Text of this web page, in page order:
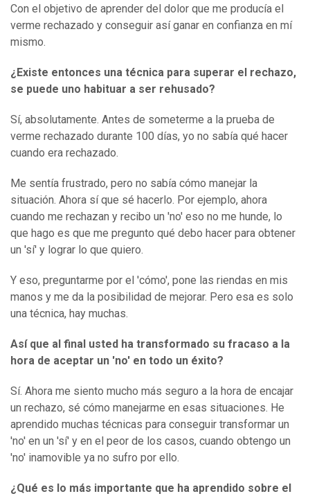
Con el objetivo de aprender del dolor que me producía el
verme rechazado y conseguir así ganar en confianza en mí
mismo.
¿Existe entonces una técnica para superar el rechazo,
se puede uno habituar a ser rehusado?
Sí, absolutamente. Antes de someterme a la prueba de
verme rechazado durante 100 días, yo no sabía qué hacer
cuando era rechazado.
Me sentía frustrado, pero no sabía cómo manejar la
situación. Ahora sí que sé hacerlo. Por ejemplo, ahora
cuando me rechazan y recibo un 'no' eso no me hunde, lo
que hago es que me pregunto qué debo hacer para obtener
un 'sí' y lograr lo que quiero.
Y eso, preguntarme por el 'cómo', pone las riendas en mis
manos y me da la posibilidad de mejorar. Pero esa es solo
una técnica, hay muchas.
Así que al final usted ha transformado su fracaso a la
hora de aceptar un 'no' en todo un éxito?
Sí. Ahora me siento mucho más seguro a la hora de encajar
un rechazo, sé cómo manejarme en esas situaciones. He
aprendido muchas técnicas para conseguir transformar un
'no' en un 'sí' y en el peor de los casos, cuando obtengo un
'no' inamovible ya no sufro por ello.
¿Qué es lo más importante que ha aprendido sobre el